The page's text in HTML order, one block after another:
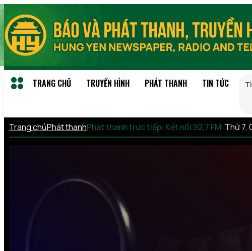
TRANG CHỦ TRUYỀN HÌNH PHÁT THANH TIN TỨC
Trang chủPhát thanhPhát thanh trực tiếp: Kết nối 92,7 FM Thứ 7,